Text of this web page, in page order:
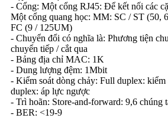
- Cổng: Một cổng RJ45: Để kết nối các
Một cổng quang học: MM: SC / ST (50,
FC (9 / 125UM)
- Chuyển đổi có nghĩa là: Phương tiện
chuyển tiếp / cắt qua
- Bảng địa chỉ MAC: 1K
- Dung lượng đệm: 1Mbit
- Kiểm soát dòng chảy: Full duplex:
duplex: áp lực ngược
- Trì hoãn: Store-and-forward: 9,6 chúng
- BER: <19-9